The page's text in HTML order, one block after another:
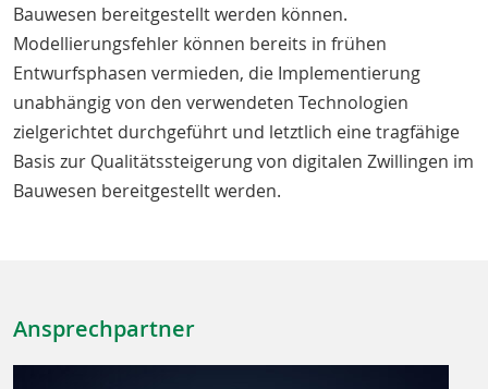
Bauwesen bereitgestellt werden können.
Modellierungsfehler können bereits in frühen
Entwurfsphasen vermieden, die Implementierung
unabhängig von den verwendeten Technologien
zielgerichtet durchgeführt und letztlich eine tragfähige
Basis zur Qualitätssteigerung von digitalen Zwillingen im
Bauwesen bereitgestellt werden.
Ansprechpartner